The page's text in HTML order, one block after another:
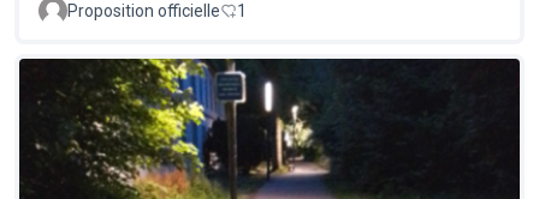
Proposition officielle 1